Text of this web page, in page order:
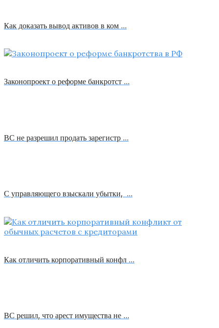
Как доказать вывод активов в ком …
Законопроект о реформе банкротст …
ВС не разрешил продать зарегистр …
С управляющего взыскали убытки, …
Как отличить корпоративный конфл …
ВС решил, что арест имущества не …